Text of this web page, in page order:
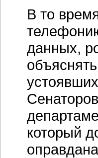
В то
данных,
который